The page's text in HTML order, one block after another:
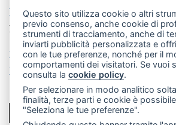
La redazione
MerateOnline
Made by VIP
Privacy policy
Cookie policy
Rivedi le tue scelte sui cookie
SCRIVICI
Questo sito utilizza cookie o altri
previo consenso, anche cookie di
strumenti di tracciamento, anche di
inviarti pubblicità personalizzata e
con le tue preferenze, nonché per il
comportamenti dei visitatori. Se vuoi
consulta lacookie policy.
Per selezionare in modo analitico
finalità, terze parti e cookie è
"Seleziona le tue preferenze".